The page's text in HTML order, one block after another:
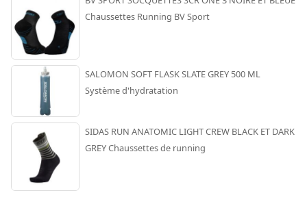
Chaussettes Running BV Sport
SALOMON SOFT FLASK SLATE GREY 500 ML
Système d'hydratation
SIDAS RUN ANATOMIC LIGHT CREW BLACK ET DARK
GREY Chaussettes de running